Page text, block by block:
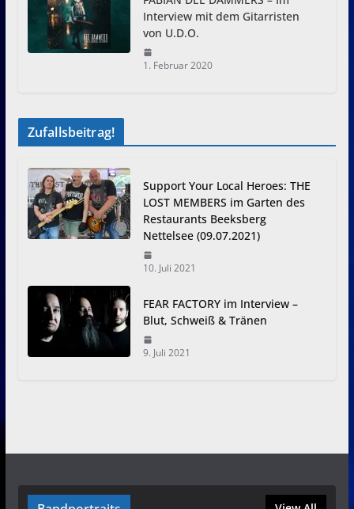
Interview mit dem Gitarristen
von U.D.O.
1. Februar 2020
Zufallsbeitrag!
Support Your Local Heroes: THE
LOST MEMBERS im Garten des
Restaurants Beeksberg
Nettelsee (09.07.2021)
10. Juli 2021
FEAR FACTORY im Interview –
Blut, Schweiß & Tränen
9. Juli 2021